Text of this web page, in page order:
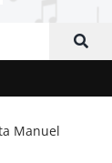
Manuel